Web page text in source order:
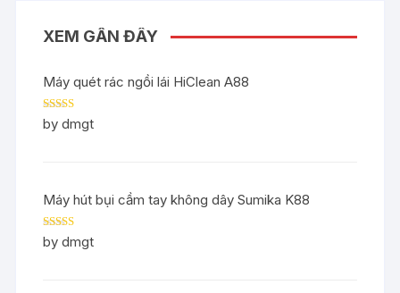
XEM GẦN ĐÂY
Máy quét rác ngồi lái HiClean A88
Rated5out
of 5
by dmgt
Máy hút bụi cầm tay không dây Sumika K88
Rated5out
of 5
by dmgt